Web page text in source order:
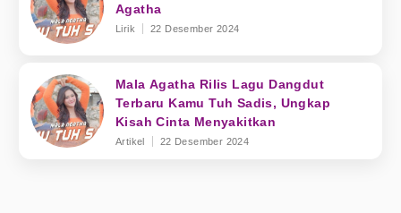
Agatha
Lirik 22 Desember 2024
Mala Agatha Rilis Lagu Dangdut
Terbaru Kamu Tuh Sadis, Ungkap
Kisah Cinta Menyakitkan
Artikel 22 Desember 2024